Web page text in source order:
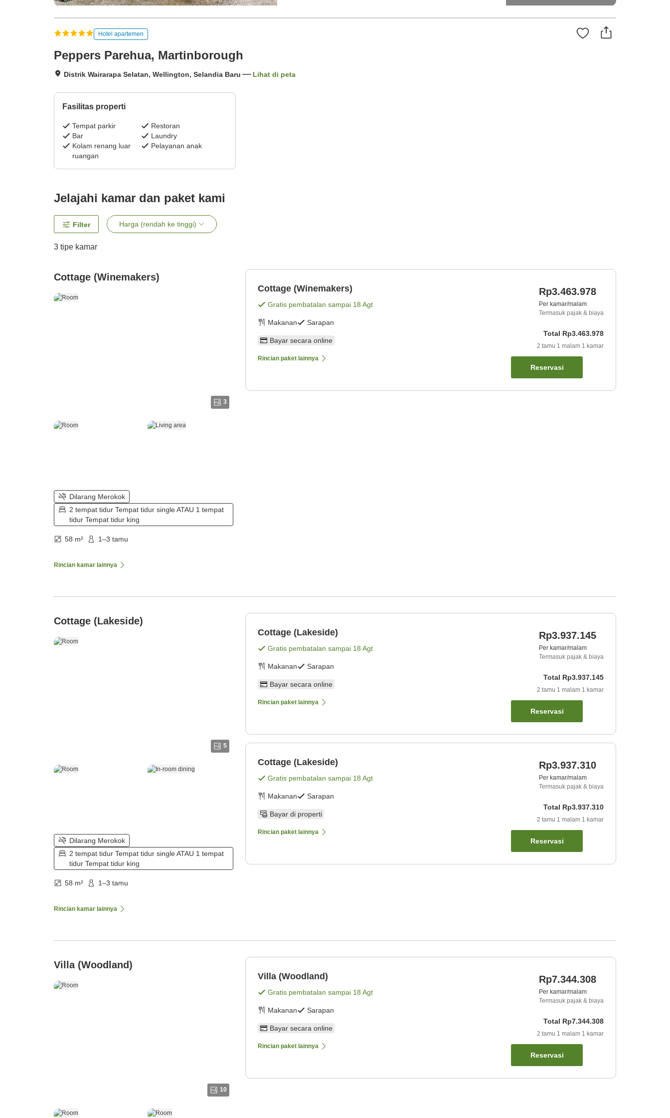
Hotel apartemen
Peppers Parehua, Martinborough
Distrik Wairarapa Selatan, Wellington, Selandia Baru Lihat di peta
Fasilitas properti
Tempat parkir
Restoran
Bar
Laundry
Kolam renang luar
ruangan
Pelayanan anak
Jelajahi kamar dan paket kami
Filter Harga (rendah ke tinggi)
3 tipe kamar
Cottage (Winemakers)
3
Dilarang Merokok
2 tempat tidur Tempat tidur single ATAU 1 tempat
tidur Tempat tidur king
58 m² 1–3 tamu
Rincian kamar lainnya
Cottage (Winemakers)
Gratis pembatalan sampai 18 Agt
Makanan Sarapan
Bayar secara online
Rincian paket lainnya
Rp3.463.978
Per kamar/malam
Termasuk pajak & biaya
Total Rp3.463.978
2 tamu 1 malam 1 kamar
Reservasi
Cottage (Lakeside)
5
Dilarang Merokok
2 tempat tidur Tempat tidur single ATAU 1 tempat
tidur Tempat tidur king
58 m² 1–3 tamu
Rincian kamar lainnya
Cottage (Lakeside)
Gratis pembatalan sampai 18 Agt
Makanan Sarapan
Bayar secara online
Rincian paket lainnya
Rp3.937.145
Per kamar/malam
Termasuk pajak & biaya
Total Rp3.937.145
2 tamu 1 malam 1 kamar
Reservasi
Cottage (Lakeside)
Gratis pembatalan sampai 18 Agt
Makanan Sarapan
Bayar di properti
Rincian paket lainnya
Rp3.937.310
Per kamar/malam
Termasuk pajak & biaya
Total Rp3.937.310
2 tamu 1 malam 1 kamar
Reservasi
Villa (Woodland)
10
Villa (Woodland)
Gratis pembatalan sampai 18 Agt
Makanan Sarapan
Bayar secara online
Rincian paket lainnya
Rp7.344.308
Per kamar/malam
Termasuk pajak & biaya
Total Rp7.344.308
2 tamu 1 malam 1 kamar
Reservasi